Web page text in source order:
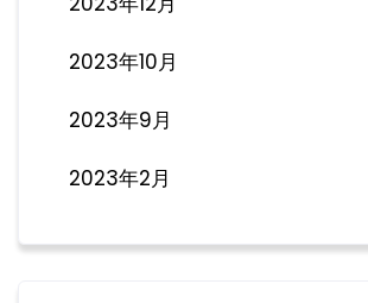
2023年10月
2023年9月
2023年2月